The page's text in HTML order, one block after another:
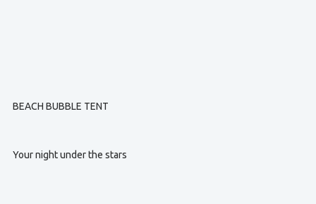
BEACH BUBBLE TENT
Your night under the stars